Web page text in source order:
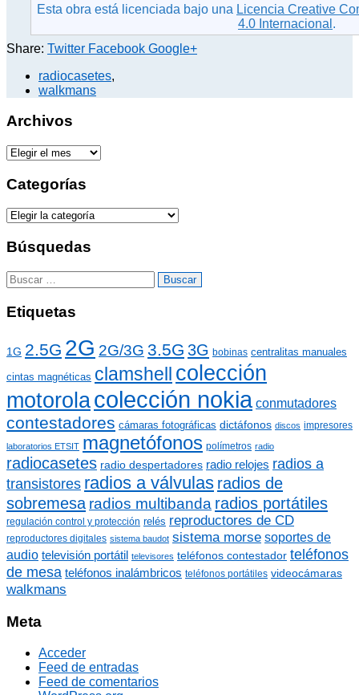
Esta obra está licenciada bajo una Licencia Creative
4.0 Internacional .
Share: Twitter Facebook Google+
radiocasetes,
walkmans
Archivos
A
c
i
v
s
Categorías
C
t
g
o
í
s
Búsquedas
B
u
s
c
r
Etiquetas
1G 2.5G 2G 2G/3G 3.5G 3G bobinas centralitas manuales
cintas magnéticas clamshell
colección
motorolacolección nokia conmutadores
contestadores cámaras fotográficas dictáfonos discos impresores
laboratorios ETSIT magnetófonos polímetros radio
radiocasetes radio despertadores radio relojes radios a
transistores radios a válvulas radios de
sobremesa radios multibanda radios portátiles
regulación control y protección relés reproductores de CD
reproductores digitales sistema baudot sistema morse soportes de
audio televisión portátil televisores teléfonos contestador teléfonos
de mesa teléfonos inalámbricos teléfonos portátiles videocámaras
walkmans
Meta
Acceder
Feed de entradas
Feed de comentarios